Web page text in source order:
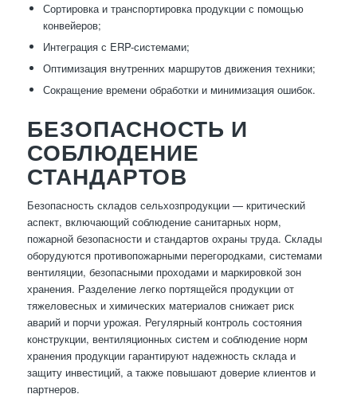
Сортировка и транспортировка продукции с помощью
конвейеров;
Интеграция с ERP-системами;
Оптимизация внутренних маршрутов движения техники;
Сокращение времени обработки и минимизация ошибок.
БЕЗОПАСНОСТЬ И
СОБЛЮДЕНИЕ
СТАНДАРТОВ
Безопасность складов сельхозпродукции — критический
аспект, включающий соблюдение санитарных норм,
пожарной безопасности и стандартов охраны труда. Склады
оборудуются противопожарными перегородками, системами
вентиляции, безопасными проходами и маркировкой зон
хранения. Разделение легко портящейся продукции от
тяжеловесных и химических материалов снижает риск
аварий и порчи урожая. Регулярный контроль состояния
конструкции, вентиляционных систем и соблюдение норм
хранения продукции гарантируют надежность склада и
защиту инвестиций, а также повышают доверие клиентов и
партнеров.